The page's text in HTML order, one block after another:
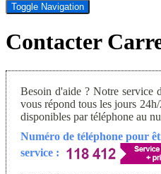
Toggle Navigation
Contacter
Besoin d'aide ? Notre service
vous répond tous les jours
disponibles par téléphone au
Numéro de téléphone pour
service :